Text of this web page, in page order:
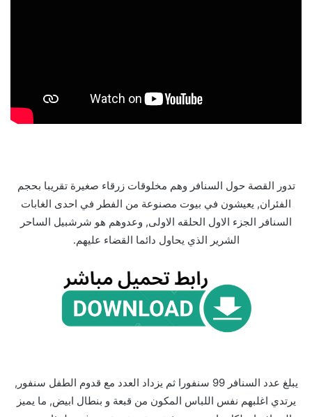
تدور القصة حول السنافر وهم مخلوقات زرقاء صغيرة تقريبا بحجم
الفئران, يعيشون في بيوت مصنوعة من الفطر في احدى الغابات
السنافر الجزء الاول الحلقه الاولى, وعدوهم هو شرشبيل الساحر
الشرير الذي يحاول دائما القضاء عليهم.
يبلغ عدد السنافر 99 سنفورا ثم يزداد العدد مع قدوم الطفل سنفور,
يرتدي اغلبهم نفس اللباس المكون من قبعة و بنطال ابيض, ما يميز